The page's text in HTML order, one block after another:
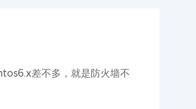
差不多，就是防火墙不